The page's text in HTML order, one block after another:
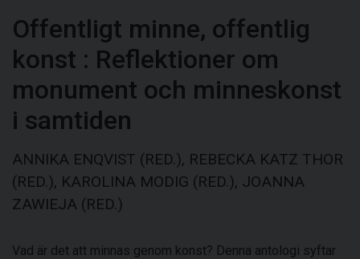
Offentligt minne, offentlig
konst : Reflektioner om
monument och minneskonst
i samtiden
ANNIKA ENQVIST (RED.), REBECKA KATZ THOR
(RED.), KAROLINA MODIG (RED.), JOANNA
ZAWIEJA (RED.)
Vad är det att minnas genom konst? Denna antologi syftar